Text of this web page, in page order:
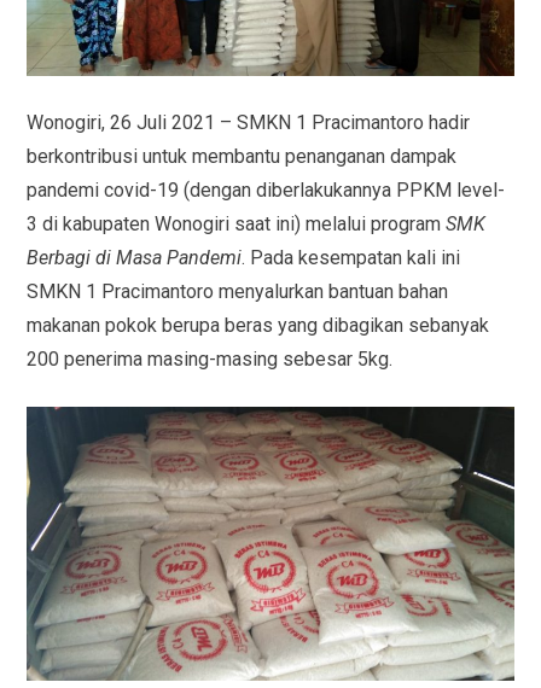
Wonogiri, 26 Juli 2021 – SMKN 1 Pracimantoro hadir
berkontribusi untuk membantu penanganan dampak
pandemi covid-19 (dengan diberlakukannya PPKM level-
3 di kabupaten Wonogiri saat ini) melalui programSMK
Berbagi di Masa Pandemi. Pada kesempatan kali ini
SMKN 1 Pracimantoro menyalurkan bantuan bahan
makanan pokok berupa beras yang dibagikan sebanyak
200 penerima masing-masing sebesar 5kg.